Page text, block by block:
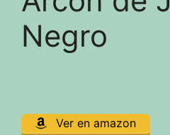
Negro
Ver en amazon